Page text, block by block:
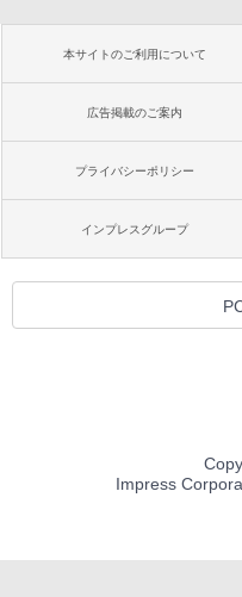
本サイトのご利用について
広告掲載のご案内
プライバシーポリシー
インプレスグループ
Impress